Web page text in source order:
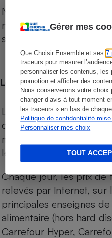
Gérer mes
Que Choisir Ensemble et ses7
traceurs pour mesurer
personnaliser les contenus, les
promotion et afficher des
Nous conserverons votre choix
changer d’avis à tout moment
les traceurs » en bas de
Politique de confidentialité
Personnaliser mes choix
TOUT
Notre comparateur de
niveau de prix des
sur le territoire français.
Les comparaisons de
Les comparaisons sont
des produits des
marques de
leurs équivalents chez
Chaque jour, les prix de
relevés par Internet, sur
principales enseignes
alimentaire (hors hard
Carrefour Hyper,